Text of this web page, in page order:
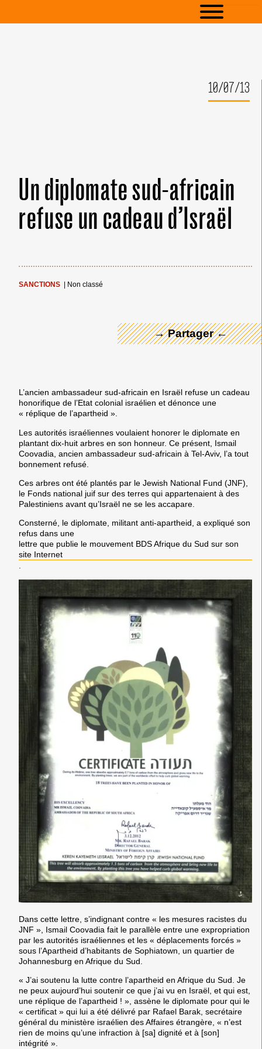
10/07/13
Un diplomate sud-africain
refuse un cadeau d’Israël
SANCTIONS Non classé
→ Partager ←
L’ancien ambassadeur sud-africain en Israël refuse un cadeau
honorifique de l’Etat colonial israélien et dénonce une
« réplique de l’apartheid ».
Les autorités israéliennes voulaient honorer le diplomate en
plantant dix-huit arbres en son honneur. Ce présent, Ismail
Coovadia, ancien ambassadeur sud-africain à Tel-Aviv, l’a tout
bonnement refusé.
Ces arbres ont été plantés par le Jewish National Fund (JNF),
le Fonds national juif sur des terres qui appartenaient à des
Palestiniens avant qu’Israël ne se les accapare.
Consterné, le diplomate, militant anti-apartheid, a expliqué son
refus dans une
lettre que publie le mouvement BDS Afrique du Sud sur son
site Internet
.
Dans cette lettre, s’indignant contre « les mesures racistes du
JNF », Ismail Coovadia fait le parallèle entre une expropriation
par les autorités israéliennes et les « déplacements forcés »
sous l’Apartheid d’habitants de Sophiatown, un quartier de
Johannesburg en Afrique du Sud.
« J’ai soutenu la lutte contre l’apartheid en Afrique du Sud. Je
ne peux aujourd’hui soutenir ce que j’ai vu en Israël, et qui est,
une réplique de l’apartheid ! », assène le diplomate pour qui le
« certificat » qui lui a été délivré par Rafael Barak, secrétaire
général du ministère israélien des Affaires étrangère, « n’est
rien de moins qu’une infraction à [sa] dignité et à [son]
intégrité ».